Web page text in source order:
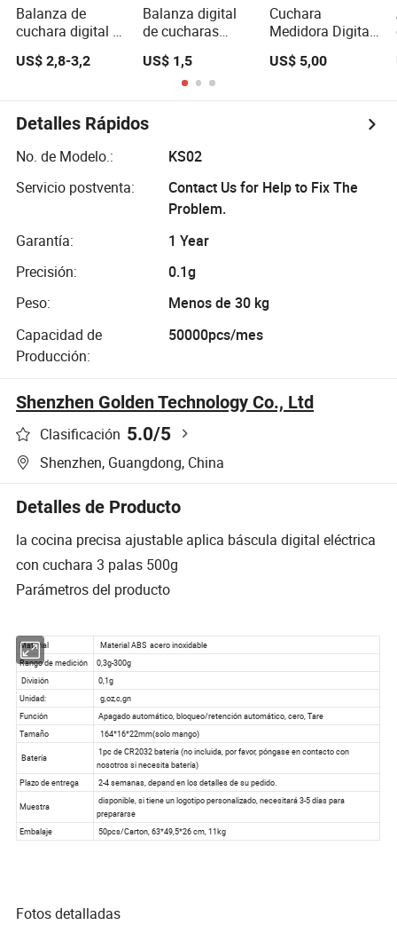
Balanza de
cuchara digital de
económica de
US$ 2,8-3,2
Balanza digital
de cucharas
G/Oz/Ml para
mascotas en
casa
US$ 1,5
Cuchara
Medidora Digital
Precisión 0.1g
Cocina
US$ 5,00
Detalles Rápidos
No. de Modelo.:
KS02
Servicio postventa:
Contact Us for Help to Fix The
Problem.
Garantía:
1 Year
Precisión:
0.1g
Peso:
Menos de 30 kg
Capacidad de
Producción:
50000pcs/mes
Shenzhen Golden Technology Co., Ltd
Clasificación 5.0/5
Shenzhen, Guangdong, China
Detalles de Producto
la cocina precisa ajustable aplica báscula digital eléctrica
con cuchara 3 palas 500g
Parámetros del producto
Fotos detalladas